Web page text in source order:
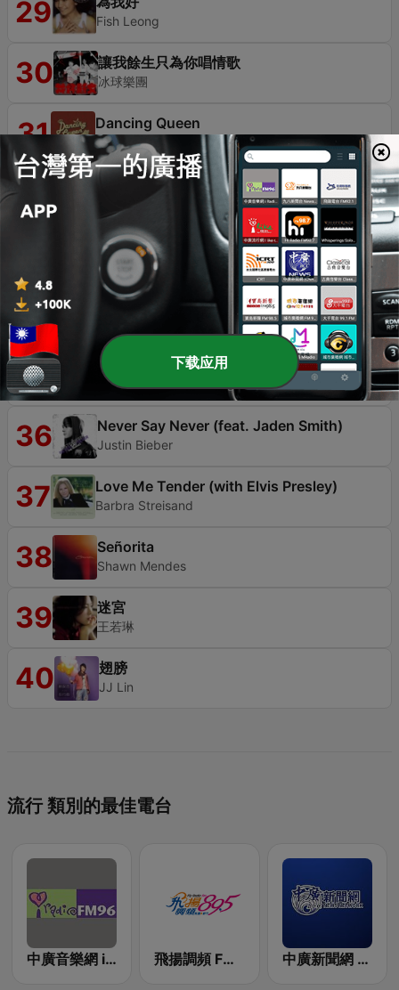
29 Fish Leong
30 讓我餘生只為你唱情歌
冰球樂團
31 Dancing Queen
Girls' Generation
32 木棉道
寂寞不痛
A-Lin
34 Danger Zone
35 如果你愛我
Eve Ai
36 Never Say Never (feat. Jaden Smith)
Justin Bieber
37 Love Me Tender (with Elvis Presley)
Barbra Streisand
38 Señorita
Shawn Mendes
39 迷宮
王若琳
40 翅膀
JJ Lin
流行 類別的最佳電台
中廣音樂網 i Radio FM96.3 飛揚調頻 FM 89.5 中廣新聞網 BCC News Radio
下载应用